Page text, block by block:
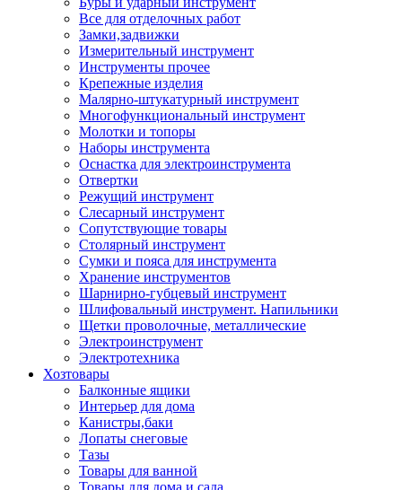
Все для отделочных работ
Замки,задвижки
Измерительный инструмент
Инструменты прочее
Крепежные изделия
Малярно-штукатурный инструмент
Многофункциональный инструмент
Молотки и топоры
Наборы инструмента
Оснастка для электроинструмента
Отвертки
Режущий инструмент
Слесарный инструмент
Сопутствующие товары
Столярный инструмент
Сумки и пояса для инструмента
Хранение инструментов
Шарнирно-губцевый инструмент
Шлифовальный инструмент. Напильники
Щетки проволочные, металлические
Электроинструмент
Электротехника
Хозтовары
Балконные ящики
Интерьер для дома
Канистры,баки
Лопаты снеговые
Тазы
Товары для ванной
Товары для дома и сада